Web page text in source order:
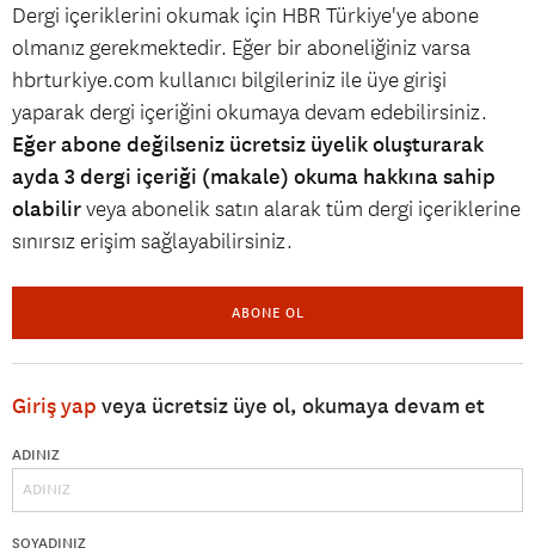
Dergi içeriklerini okumak için HBR Türkiye'ye abone
olmanız gerekmektedir. Eğer bir aboneliğiniz varsa
hbrturkiye.com kullanıcı bilgileriniz ile üye girişi
yaparak dergi içeriğini okumaya devam edebilirsiniz.
Eğer abone değilseniz ücretsiz üyelik oluşturarak
ayda 3 dergi içeriği (makale) okuma hakkına sahip
olabilirveya abonelik satın alarak tüm dergi içeriklerine
sınırsız erişim sağlayabilirsiniz.
ABONE OL
Giriş yap veya ücretsiz üye ol, okumaya devam et
ADINIZ
SOYADINIZ